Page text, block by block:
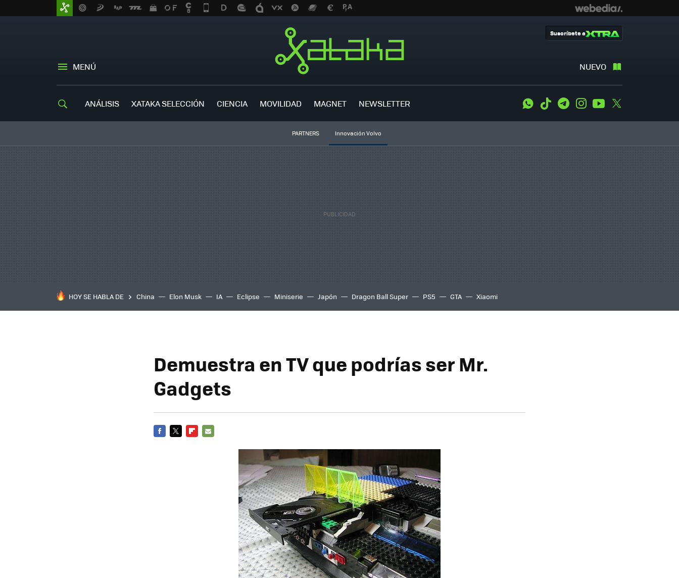
MENÚ NUEVO
Suscríbete a
ANÁLISIS XATAKA SELECCIÓN CIENCIA MOVILIDAD MAGNET NEWSLETTER WhatsApp
Tiktok TelegramInstagramYoutube
PARTNERS Innovación Volvo
HOY SE HABLA DE China Elon Musk IA Eclipse Miniserie Japón Dragon Ball Super PS5 GTA Xiaomi
Demuestra en TV que podrías ser Mr.
Gadgets